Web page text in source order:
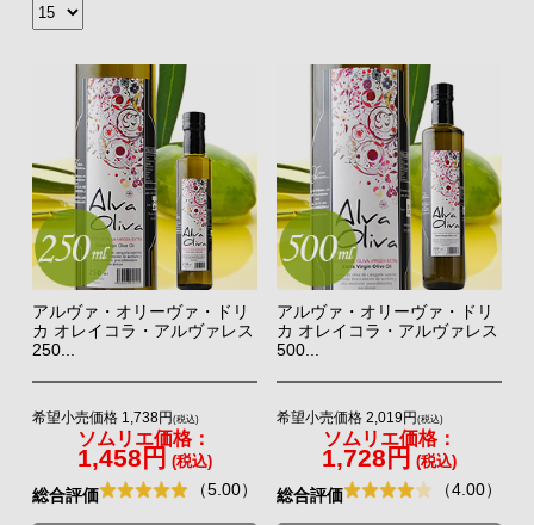
アルヴァ・オリーヴァ・ドリ
カ オレイコラ・アルヴァレス
250...
希望小売価格 1,738円 (税込)
ソムリエ価格：
1,458円 (税込)
総合評価 （5.00）
アルヴァ・オリーヴァ・ドリ
カ オレイコラ・アルヴァレス
500...
希望小売価格 2,019円(税込)
ソムリエ価格：
1,728円 (税込)
総合評価 （4.00）